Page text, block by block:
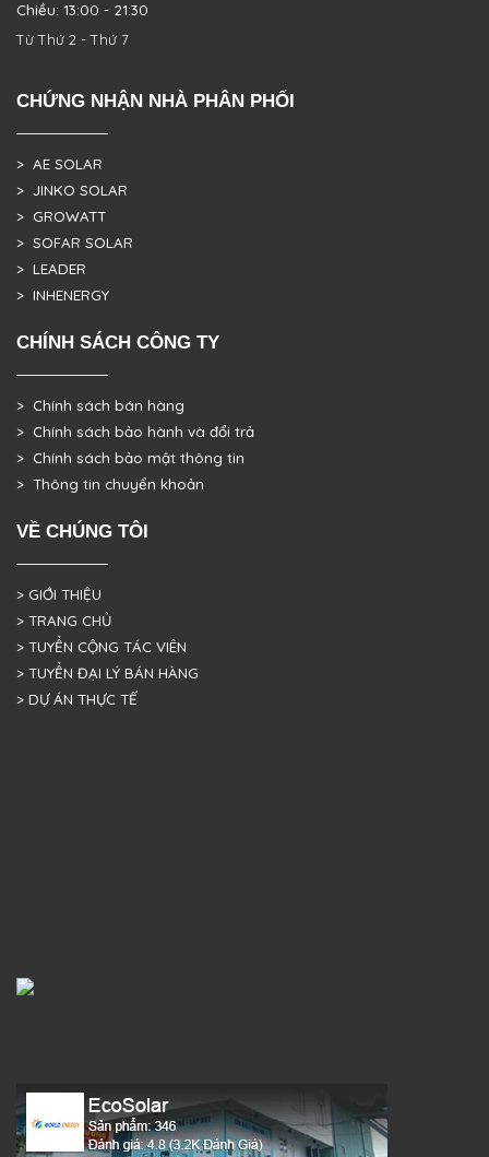
Chiều: 13:00 - 21:30
Từ Thứ 2 - Thứ 7
CHỨNG NHẬN NHÀ PHÂN PHỐI
> AE SOLAR
> JINKO SOLAR
> GROWATT
> SOFAR SOLAR
> LEADER
> INHENERGY
CHÍNH SÁCH CÔNG TY
> Chính sách bán hàng
> Chính sách bảo hành và đổi trả
> Chính sách bảo mật thông tin
> Thông tin chuyển khoản
VỀ CHÚNG TÔI
> GIỚI THIỆU
> TRANG CHỦ
> TUYỂN CỘNG TÁC VIÊN
> TUYỂN ĐẠI LÝ BÁN HÀNG
> DỰ ÁN THỰC TẾ